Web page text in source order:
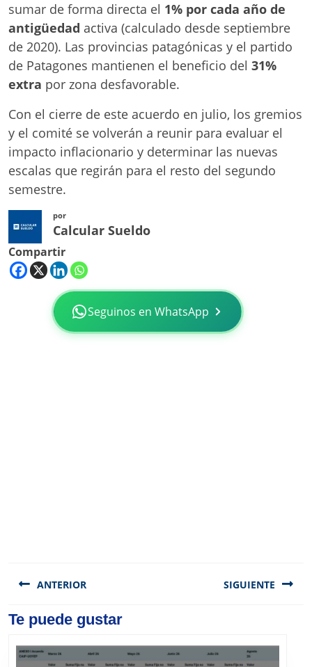
sumar de forma directa el 1% por cada año de
antigüedad activa (calculado desde septiembre
de 2020). Las provincias patagónicas y el partido
de Patagones mantienen el beneficio del 31%
extra por zona desfavorable.
Con el cierre de este acuerdo en julio, los gremios
y el comité se volverán a reunir para evaluar el
impacto inflacionario y determinar las nuevas
escalas que regirán para el resto del segundo
semestre.
por
Calcular Sueldo
Compartir
Seguinos en WhatsApp
de
ANTERIOR
Previous
SIGUIENTE
Te puede gustar